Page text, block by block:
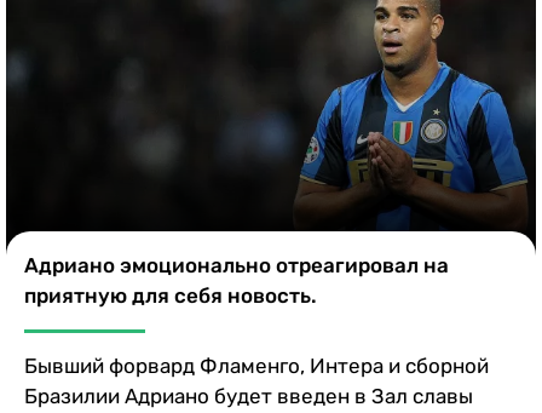
Адриано эмоционально отреагировал на
приятную для себя новость.
Бывший форвард Фламенго, Интера и сборной
Бразилии Адриано будет введен в Зал славы